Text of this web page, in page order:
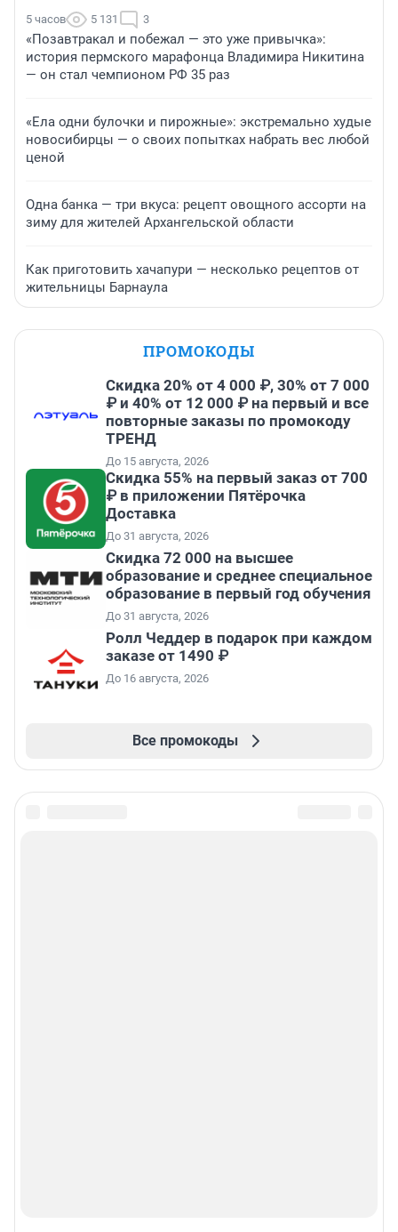
5 часов 5 131 3
«Позавтракал и побежал — это уже привычка»:
история пермского марафонца Владимира Никитина
— он стал чемпионом РФ 35 раз
«Ела одни булочки и пирожные»: экстремально худые
новосибирцы — о своих попытках набрать вес любой
ценой
Одна банка — три вкуса: рецепт овощного ассорти на
зиму для жителей Архангельской области
Как приготовить хачапури — несколько рецептов от
жительницы Барнаула
ПРОМОКОДЫ
Скидка 20% от 4 000 ₽, 30% от 7 000
₽ и 40% от 12 000 ₽ на первый и все
повторные заказы по промокоду
ТРЕНД
До 15 августа, 2026
Скидка 55% на первый заказ от 700
₽ в приложении Пятёрочка
Доставка
До 31 августа, 2026
Скидка 72 000 на высшее
образование и среднее специальное
образование в первый год обучения
До 31 августа, 2026
Ролл Чеддер в подарок при каждом
заказе от 1490 ₽
До 16 августа, 2026
Все промокоды